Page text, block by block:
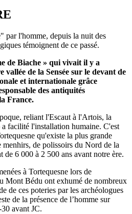
par l'homme, depuis la nuit des
témoignent de ce passé.
de Biache » qui vivait il y a
vallée de la Sensée sur le devant de
et internationale grâce
des antiquités
France.
reliant l'Escaut à l'Artois, la
a facilité l'installation humaine. C'est
qu'existe la plus grande
menhirs, de polissoirs du Nord de la
de 6 000 à 2 500 ans avant notre ère.
à Tortequesne lors de
Mont Bédu ont exhumé de nombreux
de ces poteries par les archéologues
de la présence de l’homme sur
avant JC.